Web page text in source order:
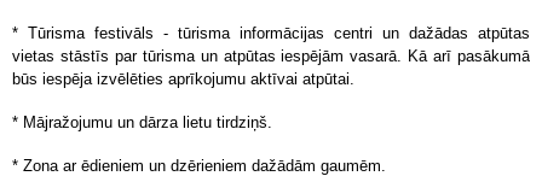
* Tūrisma festivāls - tūrisma informācijas centri un dažādas atpūtas
vietas stāstīs par tūrisma un atpūtas iespējām vasarā. Kā arī pasākumā
būs iespēja izvēlēties aprīkojumu aktīvai atpūtai.
* Mājražojumu un dārza lietu tirdziņš.
* Zona ar ēdieniem un dzērieniem dažādām gaumēm.